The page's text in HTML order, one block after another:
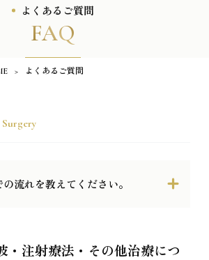
よくあるご質問
FAQ
> よくあるご質問
Surgery
流れを教えてください。
・注射療法・その他治療につ